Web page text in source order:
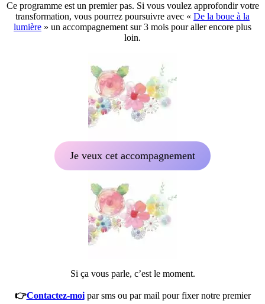
Ce programme est un premier pas. Si vous voulez approfondir votre
transformation, vous pourrez poursuivre avec « De la boue à la
lumière » un accompagnement sur 3 mois pour aller encore plus
loin.
Je veux cet accompagnement
Si ça vous parle, c’est le moment.
👉Contactez-moi par sms ou par mail pour fixer notre premier